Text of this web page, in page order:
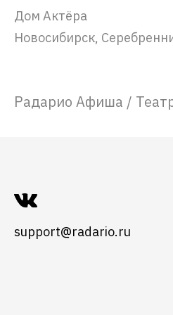
Дом Актёра
Новосибирск,
Радарио Афиша /
support@radario.ru